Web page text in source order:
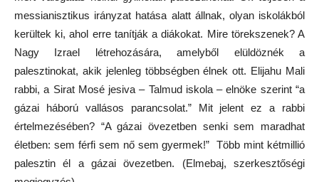
messianisztikus irányzat hatása alatt állnak, olyan iskolákból
kerültek ki, ahol erre tanítják a diákokat. Mire törekszenek? A
Nagy Izrael létrehozására, amelyből elüldöznék a
palesztinokat, akik jelenleg többségben élnek ott. Elijahu Mali
rabbi, a Sirat Mosé jesiva – Talmud iskola – elnöke szerint “a
gázai háború vallásos parancsolat.” Mit jelent ez a rabbi
értelmezésében? “A gázai övezetben senki sem maradhat
életben: sem férfi sem nő sem gyermek!” Több mint kétmillió
palesztin él a gázai övezetben. (Elmebaj, szerkesztőségi